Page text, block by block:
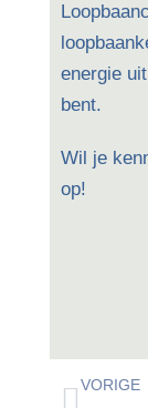
energie
bent.
Wil je
op!
VORIGE